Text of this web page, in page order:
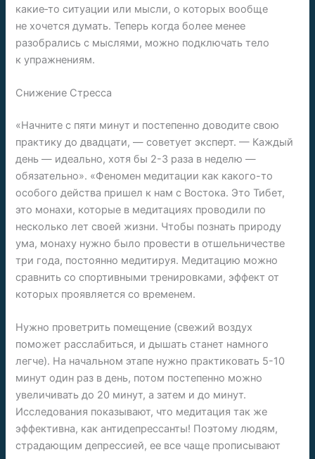
какие‑то ситуации или мысли, о которых вообще
не хочется думать. Теперь когда более менее
разобрались с мыслями, можно подключать тело
к упражнениям.
Снижение Стресса
«Начните с пяти минут и постепенно доводите свою
практику до двадцати, — советует эксперт. — Каждый
день — идеально, хотя бы 2-3 раза в неделю —
обязательно». «Феномен медитации как какого-то
особого действа пришел к нам с Востока. Это Тибет,
это монахи, которые в медитациях проводили по
несколько лет своей жизни. Чтобы познать природу
ума, монаху нужно было провести в отшельничестве
три года, постоянно медитируя. Медитацию можно
сравнить со спортивными тренировками, эффект от
которых проявляется со временем.
Нужно проветрить помещение (свежий воздух
поможет расслабиться, и дышать станет намного
легче). На начальном этапе нужно практиковать 5-10
минут один раз в день, потом постепенно можно
увеличивать до 20 минут, а затем и до минут.
Исследования показывают, что медитация так же
эффективна, как антидепрессанты! Поэтому людям,
страдающим депрессией, ее все чаще прописывают